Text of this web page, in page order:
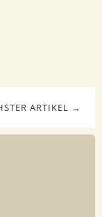
ARTIKEL →